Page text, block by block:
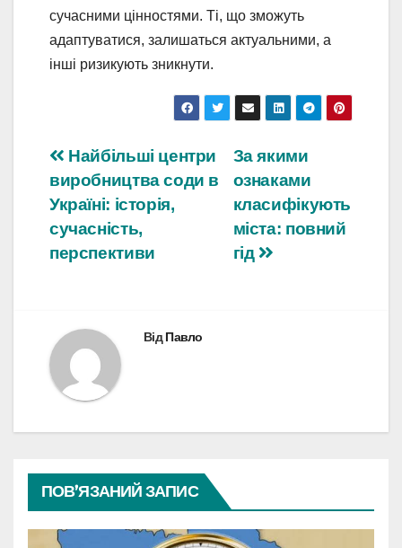
сучасними цінностями. Ті, що зможуть
адаптуватися, залишаться актуальними, а
інші ризикують зникнути.
Навігація
записів
За якими
ознаками
класифікують
міста: повний
гід
Найбільші центри
виробництва соди в
Україні: історія,
сучасність,
перспективи
ВідПавло
ПОВ’ЯЗАНИЙ ЗАПИС